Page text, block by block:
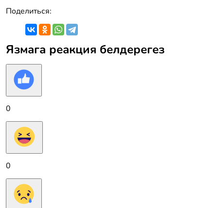
Поделиться:
Язмага реакция белдерегез
0
0